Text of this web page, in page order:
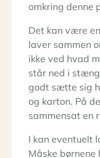
omkring denne
Det kan være
laver sammen
ikke ved hvad
står ned i
godt sætte sig
og karton. På
sammensat en
I kan eventuelt
Måske